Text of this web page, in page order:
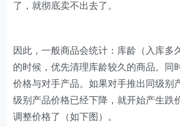
了，就彻底卖不出去了。
因此，一般商品会统计：库龄（入库多
的时候，优先清理库龄较久的商品。同
价格与对手产品。如果对手推出同级别
级别产品价格已经下降，就开始产生跌
调整价格了（如下图）。